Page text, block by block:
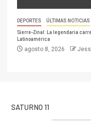
DEPORTES ÚLTIMAS NOTICIAS
Sierre-Zinal: La legendaria
Latinoamérica
agosto 8, 2026
SATURNO 11